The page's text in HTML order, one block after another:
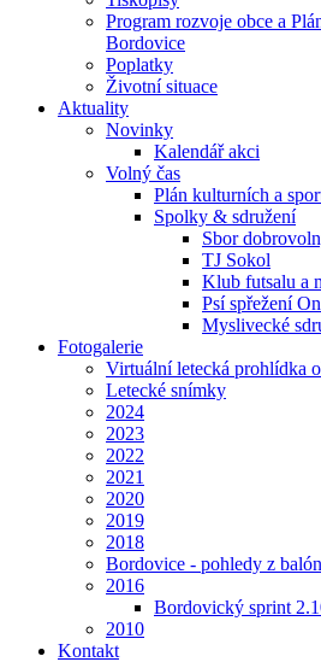
Program rozvoje obce a
Bordovice
Poplatky
Životní situace
Aktuality
Novinky
Kalendář akci
Volný čas
Plán kulturních a
Spolky & sdružení
Sbor
TJ Sokol
Klub futsalu a
Psí spřežení
Myslivecké
Fotogalerie
Virtuální letecká prohlídka
Letecké snímky
2024
2023
2022
2021
2020
2019
2018
Bordovice - pohledy z
2016
Bordovický sprint
2010
Kontakt